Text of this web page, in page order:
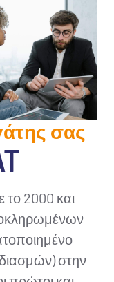
σας
το 2000 και
στην